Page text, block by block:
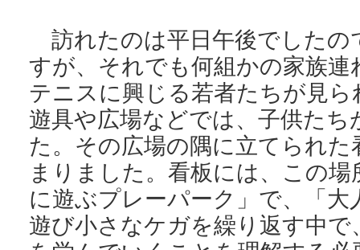
訪れたのは平日午後でしたの
すが、それでも何組かの家族
テニスに興じる若者たちが見
遊具や広場などでは、子供た
た。その広場の隅に立てられ
まりました。看板には、この
に遊ぶプレーパーク」で、「
遊び小さなケガを繰り返す中